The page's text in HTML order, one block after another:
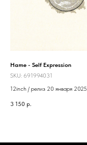
Hame - Self Expression
SKU: 691994031
12inch / релиз 20 января 2025
3 150 р.